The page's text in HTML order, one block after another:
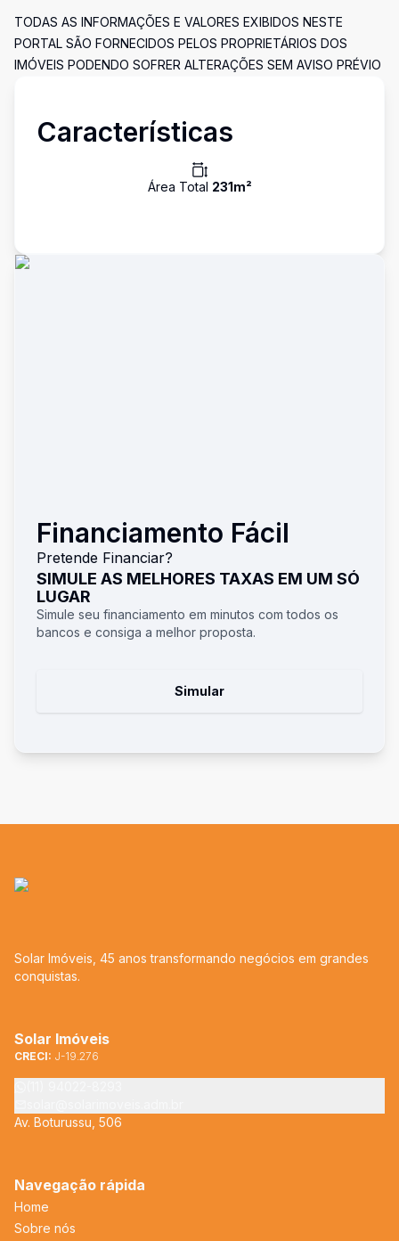
TODAS AS INFORMAÇÕES E VALORES EXIBIDOS NESTE
PORTAL SÃO FORNECIDOS PELOS PROPRIETÁRIOS DOS
IMÓVEIS PODENDO SOFRER ALTERAÇÕES SEM AVISO PRÉVIO
Características
Área Total 231m²
Financiamento Fácil
Pretende Financiar?
SIMULE AS MELHORES TAXAS EM UM SÓ
LUGAR
Simule seu financiamento em minutos com todos os
bancos e consiga a melhor proposta.
Simular
Solar Imóveis, 45 anos transformando negócios em grandes
conquistas.
Solar Imóveis
CRECI: J-19.276
Av. Boturussu, 506
Navegação rápida
Home
Sobre nós